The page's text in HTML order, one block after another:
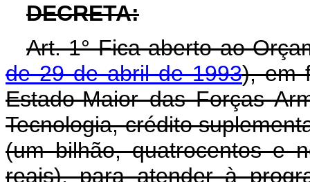
DECRETA:
Art. 1° Fica aberto ao
de 29 de abril de 1993), em
Estado-Maior das Forças
Tecnologia, crédito
(um bilhão, quatrocentos e
reais), para atender à